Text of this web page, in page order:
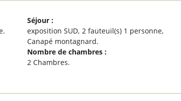
Séjour:
exposition SUD 2 fauteuil(s) 1 personne
Canapé montagnard
Nombre de chambres:
2 Chambres